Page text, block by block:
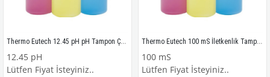
Thermo Eutech 12.45 pH pH Tampon Çözeltisi 3 yıl ömürlü, 480 ml.
12.45 pH
Lütfen Fiyat İsteyiniz..
Thermo Eutech 100 mS İletkenlik Tampon Çözeltisi 3 yıl ömürlü, 480 ml.
100 mS
Lütfen Fiyat İsteyiniz..